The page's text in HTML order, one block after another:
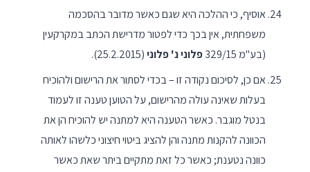
אוסיף, כי ההלכה היא שגם כאשר מדובר בהסכמה
משפחתית, אין בכך כדי לפטור מדרישת הכתב במקרקעין
(בע"מ 329/15
פלוני נ' פלוני(25.2.2015).
אם כן, לסיכום נקודה זו – בכדי לסתור את הרישום ולהוכיח
בעלות שאינה עולה מהרישום, על הטוען טענה זו לעמוד
בנטל מוגבר. כאשר הטענה היא למתנה יש להוכיח הן את
הכוונה להקנות מתנה והן להציג ביטוי חיצוני כלשהו לאותה
כוונה נטענת; כאשר כל זאת מתקיים ביתר שאת כאשר